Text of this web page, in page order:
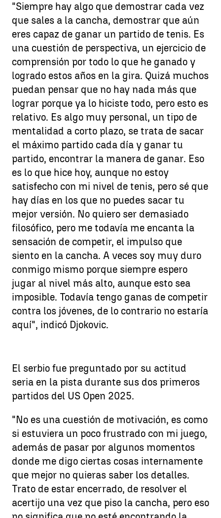
"Siempre hay algo que demostrar cada vez
que sales a la cancha, demostrar que aún
eres capaz de ganar un partido de tenis. Es
una cuestión de perspectiva, un ejercicio de
comprensión por todo lo que he ganado y
logrado estos años en la gira. Quizá muchos
puedan pensar que no hay nada más que
lograr porque ya lo hiciste todo, pero esto es
relativo. Es algo muy personal, un tipo de
mentalidad a corto plazo, se trata de sacar
el máximo partido cada día y ganar tu
partido, encontrar la manera de ganar. Eso
es lo que hice hoy, aunque no estoy
satisfecho con mi nivel de tenis, pero sé que
hay días en los que no puedes sacar tu
mejor versión. No quiero ser demasiado
filosófico, pero me todavía me encanta la
sensación de competir, el impulso que
siento en la cancha. A veces soy muy duro
conmigo mismo porque siempre espero
jugar al nivel más alto, aunque esto sea
imposible. Todavía tengo ganas de competir
contra los jóvenes, de lo contrario no estaría
aquí", indicó Djokovic.
El serbio fue preguntado por su actitud
seria en la pista durante sus dos primeros
partidos del US Open 2025.
"No es una cuestión de motivación, es como
si estuviera un poco frustrado con mi juego,
además de pasar por algunos momentos
donde me digo ciertas cosas internamente
que mejor no quieras saber los detalles.
Trato de estar encerrado, de resolver el
acertijo una vez que piso la cancha, pero eso